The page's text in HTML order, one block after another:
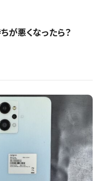
が悪くなったら？